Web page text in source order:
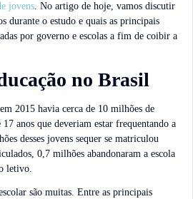
jovens. No artigo de hoje, vamos discutir
durante o estudo e quais as principais
por governo e escolas a fim de coibir a
no Brasil
2015 havia cerca de 10 milhões de
anos que deveriam estar frequentando a
desses jovens sequer se matriculou
0,7 milhões abandonaram a escola
letivo.
são muitas. Entre as principais